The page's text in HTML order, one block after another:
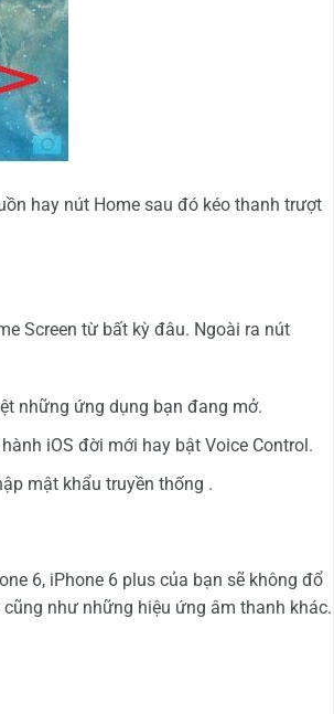
hay nút Home sau đó kéo thanh trượt
Screen từ bất kỳ đâu. Ngoài ra nút
những ứng dụng bạn đang mở.
iOS đời mới hay bật Voice Control.
mật khẩu truyền thống .
6, iPhone 6 plus của bạn sẽ không đổ
như những hiệu ứng âm thanh khác.